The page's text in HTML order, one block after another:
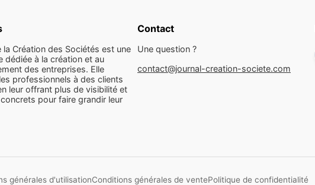
la Création des Sociétés est une
dédiée à la création et au
des entreprises. Elle
professionnels à des clients
leur offrant plus de visibilité et
pour faire grandir leur
Contact
Une question ?
contact@journal-creation-societe.com
générales d'utilisationConditions générales de ventePolitique de confidentialité